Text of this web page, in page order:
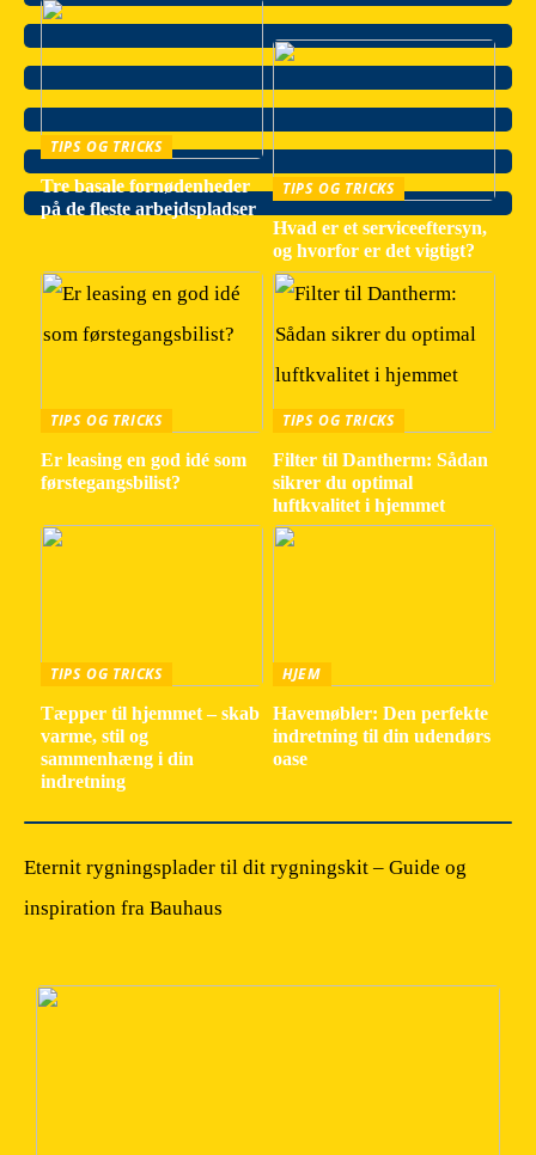
TIPS OG TRICKS
Tre basale fornødenheder
på de fleste arbejdspladser
TIPS OG TRICKS
Hvad er et serviceeftersyn,
og hvorfor er det vigtigt?
TIPS OG TRICKS
Er leasing en god idé som
førstegangsbilist?
TIPS OG TRICKS
Filter til Dantherm: Sådan
sikrer du optimal
luftkvalitet i hjemmet
TIPS OG TRICKS
Tæpper til hjemmet – skab
varme, stil og
sammenhæng i din
indretning
HJEM
Havemøbler: Den perfekte
indretning til din udendørs
oase
Eternit rygningsplader til dit rygningskit – Guide og
inspiration fra Bauhaus